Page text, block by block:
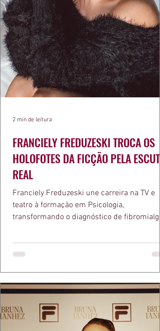
FRANCIELY FREDUZESKI TROCA OS
HOLOFOTES DA FICÇÃO PELA ESCUTA
REAL
Franciely Freduzeski une carreira na TV e
teatro à formação em Psicologia,
transformando o diagnóstico de fibromialgia
medalha Chiquinha Gonzaga.
2 min de leitura